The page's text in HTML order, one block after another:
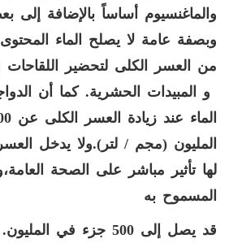
والماغنسيوم أساساً بالإضافة إلى
وبصفة عامة لا يصلح الماء
من العسر الكلى لتحضير اللقاحات
و المبيدات الحشرية. كما أن
المليون (مجم / لتر).ولا يدخل
لها تأثير مباشر على الصحة
المسموح به
قد يصل إلى 500 جزء في المليون.